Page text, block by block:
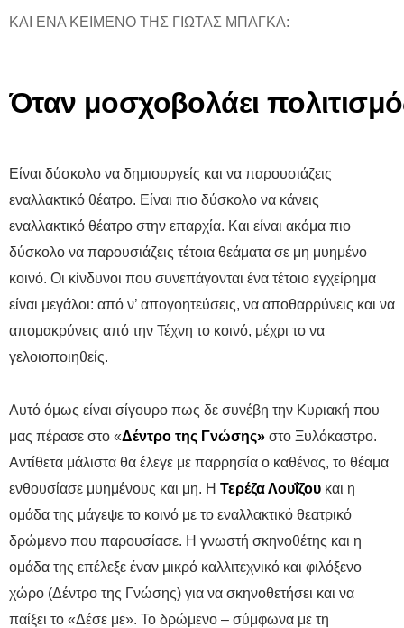
ΚΑΙ ΕΝΑ ΚΕΙΜΕΝΟ ΤΗΣ ΓΙΩΤΑΣ ΜΠΑΓΚΑ:
Όταν μοσχοβολάει
Είναι δύσκολο να δημιουργείς και να παρουσιάζεις
εναλλακτικό θέατρο. Είναι πιο δύσκολο να κάνεις
εναλλακτικό θέατρο στην επαρχία. Και είναι ακόμα πιο
δύσκολο να παρουσιάζεις τέτοια θεάματα σε μη μυημένο
κοινό. Οι κίνδυνοι που συνεπάγονται ένα τέτοιο εγχείρημα
είναι μεγάλοι: από ν’ απογοητεύσεις, να αποθαρρύνεις και να
απομακρύνεις από την Τέχνη το κοινό, μέχρι το να
γελοιοποιηθείς.
Αυτό όμως είναι σίγουρο πως δε συνέβη την Κυριακή που
μας πέρασε στο «Δέντρο της Γνώσης» στο Ξυλόκαστρο.
Αντίθετα μάλιστα θα έλεγε με παρρησία ο καθένας, το θέαμα
ενθουσίασε μυημένους και μη. Η Τερέζα Λουΐζου και η
ομάδα της μάγεψε το κοινό με το εναλλακτικό θεατρικό
δρώμενο που παρουσίασε. Η γνωστή σκηνοθέτης και η
ομάδα της επέλεξε έναν μικρό καλλιτεχνικό και φιλόξενο
χώρο (Δέντρο της Γνώσης) για να σκηνοθετήσει και να
παίξει το «Δέσε με». Το δρώμενο – σύμφωνα με τη